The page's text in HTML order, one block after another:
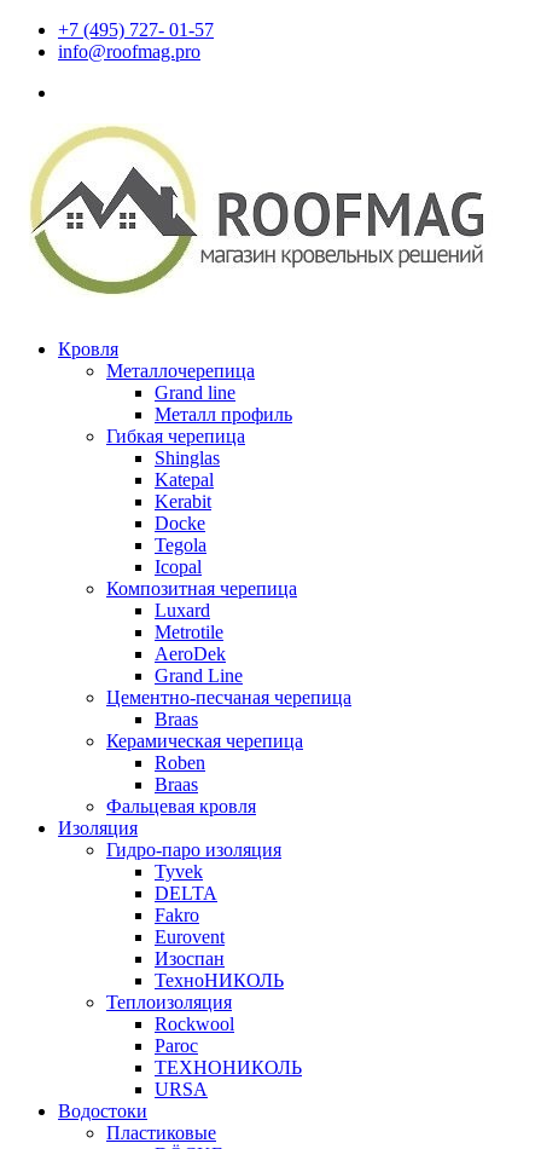
+7 (495) 727- 01-57
info@roofmag.pro
Кровля
Металлочерепица
Grand line
Металл профиль
Гибкая черепица
Shinglas
Katepal
Kerabit
Docke
Tegola
Icopal
Композитная черепица
Luxard
Metrotile
AeroDek
Grand Line
Цементно-песчаная черепица
Braas
Керамическая черепица
Roben
Braas
Фальцевая кровля
Изоляция
Гидро-паро изоляция
Tyvek
DELTA
Fakro
Eurovent
Изоспан
ТехноНИКОЛЬ
Теплоизоляция
Rockwool
Paroc
ТЕХНОНИКОЛЬ
URSA
Водостоки
Пластиковые